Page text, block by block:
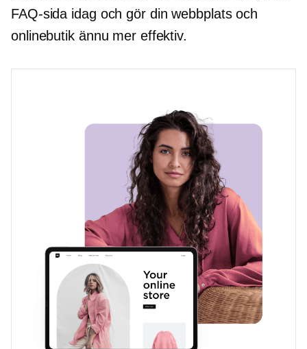
FAQ-sida idag och gör din webbplats och
onlinebutik ännu mer effektiv.